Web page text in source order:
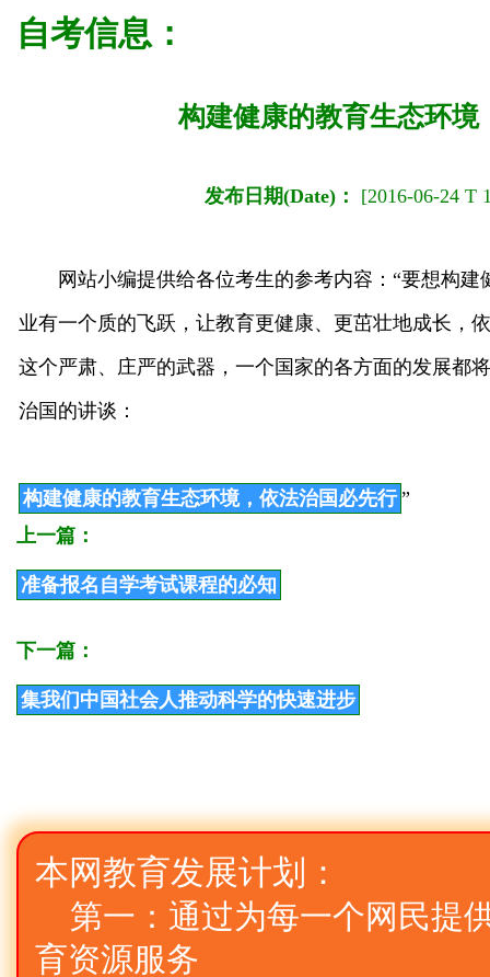
自考信息：
构建健康的教育生态环境
发布日期(Date)： [2016-06-24 T
网站小编提供给各位考生的参考内容：“要想构
业有一个质的飞跃，让教育更健康、更茁壮地成长，
这个严肃、庄严的武器，一个国家的各方面的发展都
治国的讲谈：
构建健康的教育生态环境，依法治国必先行 ”
上一篇：
准备报名自学考试课程的必知
下一篇：
集我们中国社会人推动科学的快速进步
本网教育发展计划：
第一：通过为每一个网民提
育资源服务